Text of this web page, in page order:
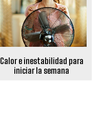
Calor e inestabilidad para
iniciar la semana